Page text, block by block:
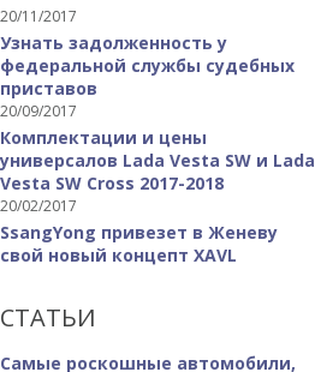
20/11/2017
Узнать задолженность у
федеральной службы судебных
приставов
20/09/2017
Комплектации и цены
универсалов Lada Vesta SW и Lada
Vesta SW Cross 2017-2018
20/02/2017
SsangYong привезет в Женеву
свой новый концепт XAVL
СТАТЬИ
Самые роскошные автомобили,